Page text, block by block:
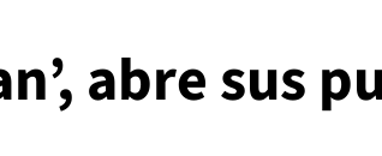
abre sus